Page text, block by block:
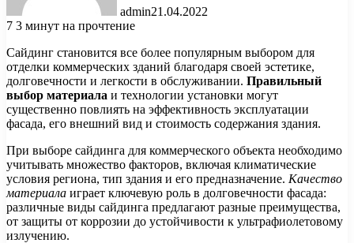
admin21.04.2022
7 3 минут на прочтение
Сайдинг становится все более популярным выбором для
отделки коммерческих зданий благодаря своей эстетике,
долговечности и легкости в обслуживании. Правильный
выбор материала и технологии установки могут
существенно повлиять на эффективность эксплуатации
фасада, его внешний вид и стоимость содержания здания.
При выборе сайдинга для коммерческого объекта необходимо
учитывать множество факторов, включая климатические
условия региона, тип здания и его предназначение. Качество
материала играет ключевую роль в долговечности фасада:
различные виды сайдинга предлагают разные преимущества,
от защиты от коррозии до устойчивости к ультрафиолетовому
излучению.